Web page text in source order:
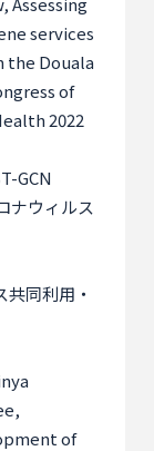
services
the Douala
of
2022
GCN
ナウィルス
同利用・
of